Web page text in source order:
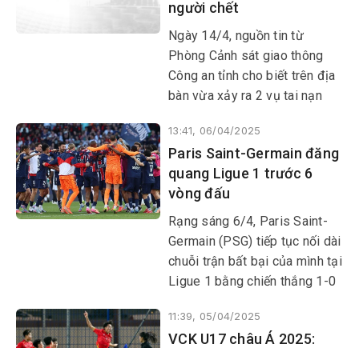
người chết
Ngày 14/4, nguồn tin từ
Phòng Cảnh sát giao thông
Công an tỉnh cho biết trên địa
bàn vừa xảy ra 2 vụ tai nạn
trọng, làm 2 người chết.
13:41, 06/04/2025
Paris Saint-Germain đăng
quang Ligue 1 trước 6
vòng đấu
Rạng sáng 6/4, Paris Saint-
Germain (PSG) tiếp tục nối dài
chuỗi trận bất bại của mình tại
Ligue 1 bằng chiến thắng 1-0
vòng 28.
11:39, 05/04/2025
VCK U17 châu Á 2025: